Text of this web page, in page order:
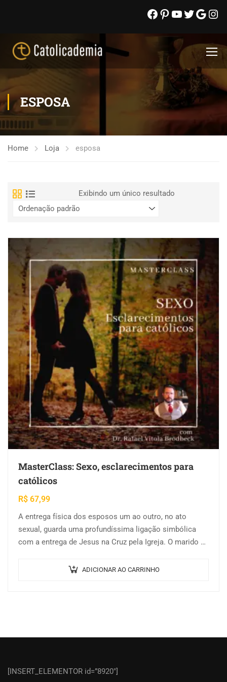
ESPOSA
Home Loja esposa
Exibindo um único resultado
MasterClass: Sexo, esclarecimentos para
católicos
R$ 67,99
A entrega física dos esposos um ao outro, no ato
sexual, guarda uma profundíssima ligação simbólica
com a entrega de Jesus na Cruz pela Igreja. O marido e
ADICIONAR AO CARRINHO
[INSERT_ELEMENTOR id=”8920″]